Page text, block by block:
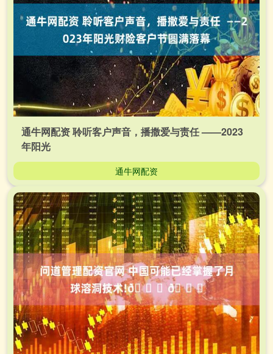
通牛网配资 聆听客户声音，播撒爱与责任 ——2023
年阳光
通牛网配资